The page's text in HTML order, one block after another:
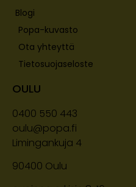
Blogi
Popa-kuvasto
Ota yhteyttä
Tietosuojaseloste
OULU
0400 550 443
oulu@popa.fi
Limingankuja 4
90400 Oulu